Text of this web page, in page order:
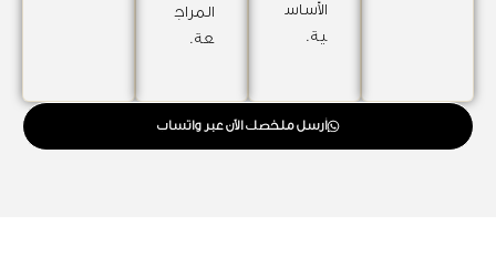
الأساس
ية.
المراج
عة.
أرسل ملخصك الآن عبر واتساب